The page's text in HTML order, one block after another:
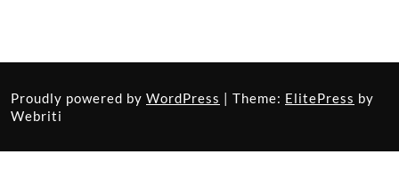
Proudly powered by WordPress | Theme: ElitePress by
Webriti